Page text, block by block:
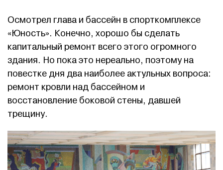
Осмотрел глава и бассейн в спорткомплексе
«Юность». Конечно, хорошо бы сделать
капитальный ремонт всего этого огромного
здания. Но пока это нереально, поэтому на
повестке дня два наиболее актульных вопроса:
ремонт кровли над бассейном и
восстановление боковой стены, давшей
трещину.